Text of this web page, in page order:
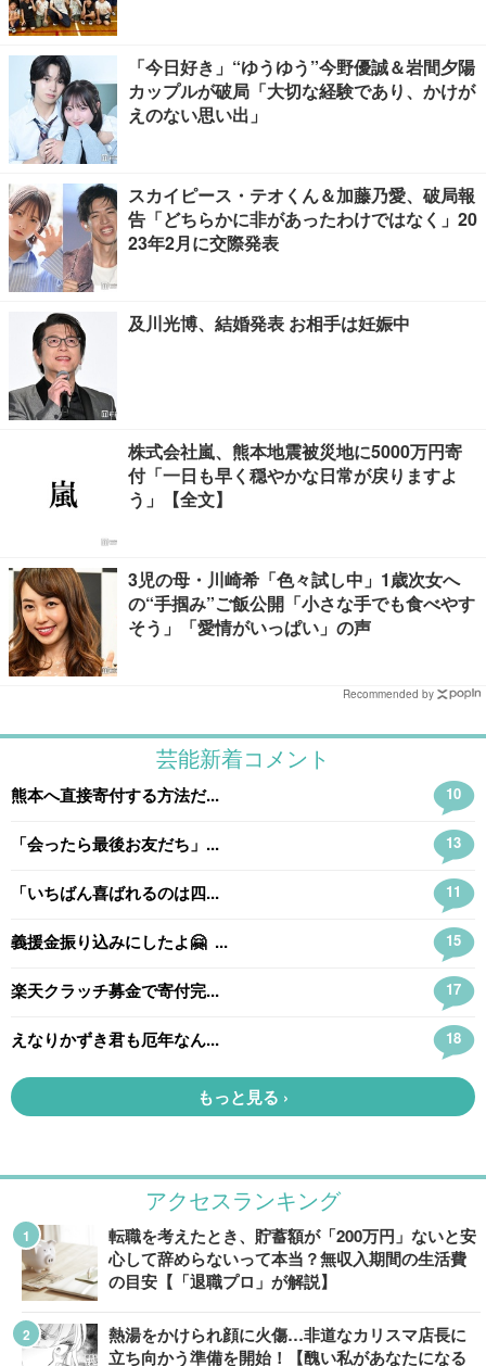
「今日好き」“ゆうゆう”今野優誠＆岩間夕陽
カップルが破局「大切な経験であり、かけが
えのない思い出」
スカイピース・テオくん＆加藤乃愛、破局報
告「どちらかに非があったわけではなく」20
23年2月に交際発表
及川光博、結婚発表 お相手は妊娠中
株式会社嵐、熊本地震被災地に5000万円寄
付「一日も早く穏やかな日常が戻りますよ
う」【全文】
3児の母・川崎希「色々試し中」1歳次女へ
の“手掴み”ご飯公開「小さな手でも食べやす
そう」「愛情がいっぱい」の声
Recommended by
アクセスランキング
転職を考えたとき、貯蓄額が「200万円」ないと安
心して辞めらないって本当？無収入期間の生活費
の目安【「退職プロ」が解説】
熱湯をかけられ顔に火傷…非道なカリスマ店長に
立ち向かう準備を開始！【醜い私があなたになる